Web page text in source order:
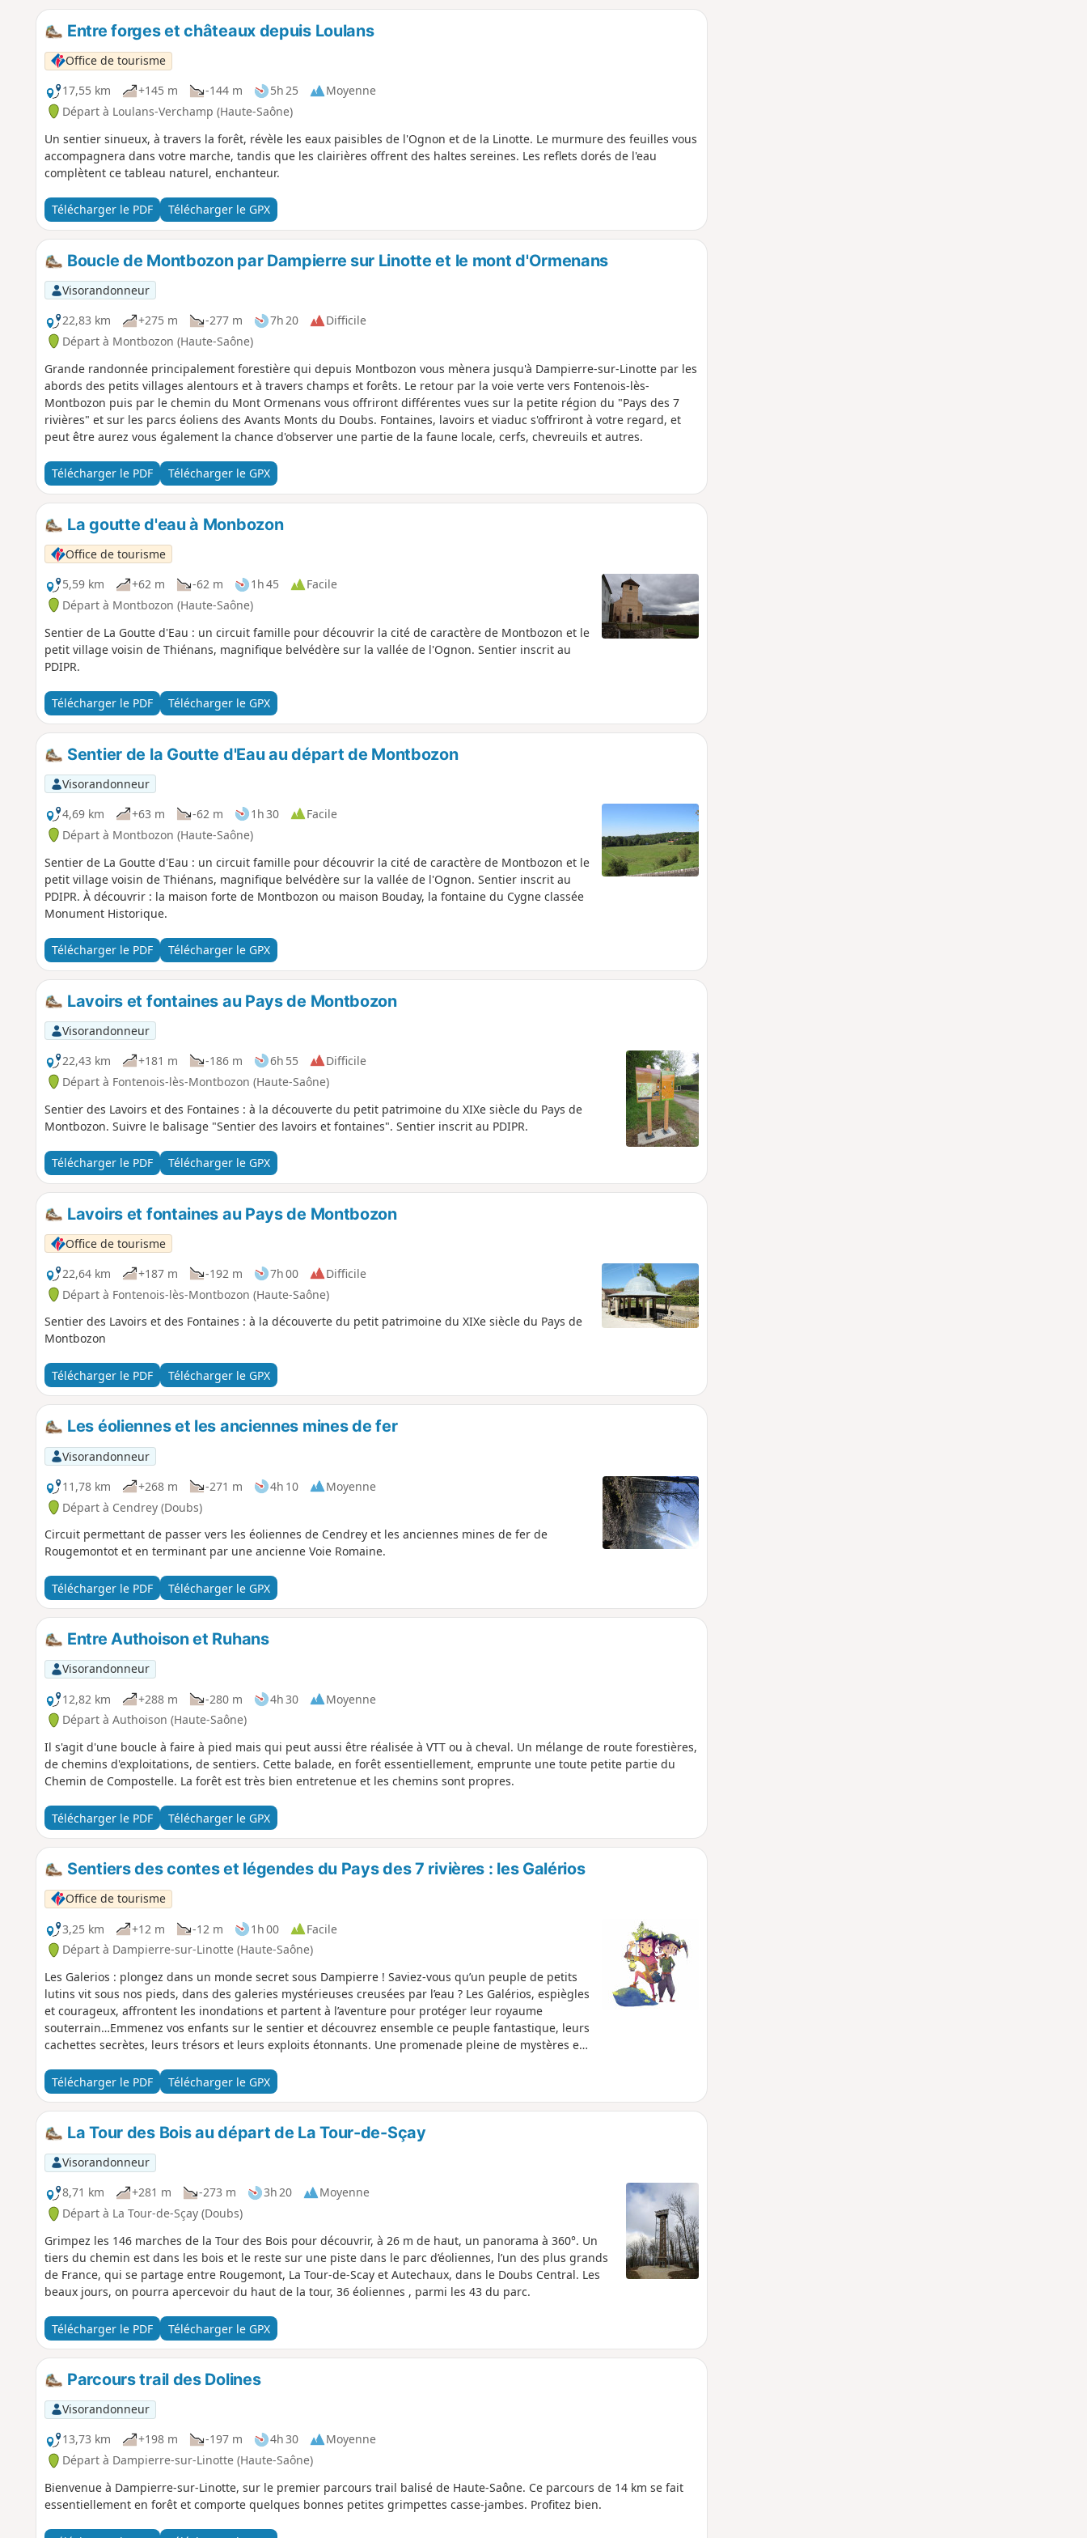
Entre forges et châteaux depuis Loulans
Office de tourisme
17,55 km
+145 m -144 m 5h 25
Moyenne
Départ à Loulans-Verchamp (Haute-Saône)
Un sentier sinueux, à travers la forêt, révèle les eaux paisibles de l'Ognon et de la Linotte. Le murmure des feuilles vous
accompagnera dans votre marche, tandis que les clairières offrent des haltes sereines. Les reflets dorés de l'eau
complètent ce tableau naturel, enchanteur.
Télécharger le PDF Télécharger le GPX
Boucle de Montbozon par Dampierre sur Linotte et le mont d'Ormenans
Visorandonneur
22,83 km
+275 m -277 m 7h 20
Difficile
Départ à Montbozon (Haute-Saône)
Grande randonnée principalement forestière qui depuis Montbozon vous mènera jusqu'à Dampierre-sur-Linotte par les
abords des petits villages alentours et à travers champs et forêts. Le retour par la voie verte vers Fontenois-lès-
Montbozon puis par le chemin du Mont Ormenans vous offriront différentes vues sur la petite région du "Pays des 7
rivières" et sur les parcs éoliens des Avants Monts du Doubs. Fontaines, lavoirs et viaduc s'offriront à votre regard, et
peut être aurez vous également la chance d'observer une partie de la faune locale, cerfs, chevreuils et autres.
Télécharger le PDF Télécharger le GPX
La goutte d'eau à Monbozon
Office de tourisme
5,59 km
+62 m -62 m 1h 45
Facile
Départ à Montbozon (Haute-Saône)
Sentier de La Goutte d'Eau : un circuit famille pour découvrir la cité de caractère de Montbozon et le
petit village voisin de Thiénans, magnifique belvédère sur la vallée de l'Ognon. Sentier inscrit au
PDIPR.
Télécharger le PDF Télécharger le GPX
Sentier de la Goutte d'Eau au départ de Montbozon
Visorandonneur
4,69 km
+63 m -62 m 1h 30
Facile
Départ à Montbozon (Haute-Saône)
Sentier de La Goutte d'Eau : un circuit famille pour découvrir la cité de caractère de Montbozon et le
petit village voisin de Thiénans, magnifique belvédère sur la vallée de l'Ognon. Sentier inscrit au
PDIPR. À découvrir : la maison forte de Montbozon ou maison Bouday, la fontaine du Cygne classée
Monument Historique.
Télécharger le PDF Télécharger le GPX
Lavoirs et fontaines au Pays de Montbozon
Visorandonneur
22,43 km
+181 m -186 m 6h 55
Difficile
Départ à Fontenois-lès-Montbozon (Haute-Saône)
Sentier des Lavoirs et des Fontaines : à la découverte du petit patrimoine du XIXe siècle du Pays de
Montbozon. Suivre le balisage "Sentier des lavoirs et fontaines". Sentier inscrit au PDIPR.
Télécharger le PDF Télécharger le GPX
Lavoirs et fontaines au Pays de Montbozon
Office de tourisme
22,64 km
+187 m -192 m 7h 00
Difficile
Départ à Fontenois-lès-Montbozon (Haute-Saône)
Sentier des Lavoirs et des Fontaines : à la découverte du petit patrimoine du XIXe siècle du Pays de
Montbozon
Télécharger le PDF Télécharger le GPX
Les éoliennes et les anciennes mines de fer
Visorandonneur
11,78 km
+268 m -271 m 4h 10
Moyenne
Départ à Cendrey (Doubs)
Circuit permettant de passer vers les éoliennes de Cendrey et les anciennes mines de fer de
Rougemontot et en terminant par une ancienne Voie Romaine.
Télécharger le PDF Télécharger le GPX
Entre Authoison et Ruhans
Visorandonneur
12,82 km
+288 m -280 m 4h 30
Moyenne
Départ à Authoison (Haute-Saône)
Il s'agit d'une boucle à faire à pied mais qui peut aussi être réalisée à VTT ou à cheval. Un mélange de route forestières,
de chemins d'exploitations, de sentiers. Cette balade, en forêt essentiellement, emprunte une toute petite partie du
Chemin de Compostelle. La forêt est très bien entretenue et les chemins sont propres.
Télécharger le PDF Télécharger le GPX
Sentiers des contes et légendes du Pays des 7 rivières : les Galérios
Office de tourisme
3,25 km
+12 m -12 m 1h 00
Facile
Départ à Dampierre-sur-Linotte (Haute-Saône)
Les Galerios : plongez dans un monde secret sous Dampierre ! Saviez-vous qu’un peuple de petits
lutins vit sous nos pieds, dans des galeries mystérieuses creusées par l’eau ? Les Galérios, espiègles
et courageux, affrontent les inondations et partent à l’aventure pour protéger leur royaume
souterrain…Emmenez vos enfants sur le sentier et découvrez ensemble ce peuple fantastique, leurs
cachettes secrètes, leurs trésors et leurs exploits étonnants. Une promenade pleine de mystères et
Télécharger le PDF
Télécharger le GPX
La Tour des Bois au départ de La Tour-de-Sçay
Visorandonneur
8,71 km
+281 m -273 m 3h 20
Moyenne
Départ à La Tour-de-Sçay (Doubs)
Grimpez les 146 marches de la Tour des Bois pour découvrir, à 26 m de haut, un panorama à 360°. Un
tiers du chemin est dans les bois et le reste sur une piste dans le parc d’éoliennes, l’un des plus grands
de France, qui se partage entre Rougemont, La Tour-de-Scay et Autechaux, dans le Doubs Central. Les
beaux jours, on pourra apercevoir du haut de la tour, 36 éoliennes , parmi les 43 du parc.
Télécharger le PDF Télécharger le GPX
Parcours trail des Dolines
Visorandonneur
13,73 km
+198 m -197 m 4h 30
Moyenne
Départ à Dampierre-sur-Linotte (Haute-Saône)
Bienvenue à Dampierre-sur-Linotte, sur le premier parcours trail balisé de Haute-Saône. Ce parcours de 14 km se fait
essentiellement en forêt et comporte quelques bonnes petites grimpettes casse-jambes. Profitez bien.